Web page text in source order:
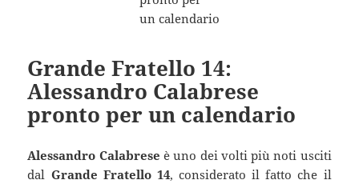
Grande Fratello 14:
Alessandro Calabrese
pronto per un calendario
Alessandro Calabrese è uno dei volti più noti usciti
dal Grande Fratello 14, considerato il fatto che il